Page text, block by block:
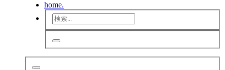
home.